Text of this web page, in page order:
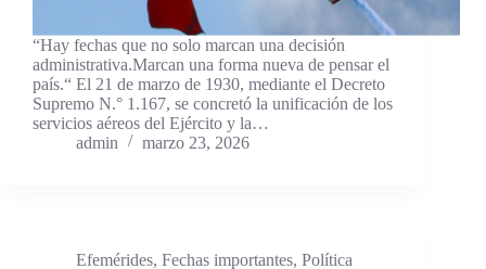
“Hay fechas que no solo marcan una decisión
administrativa.Marcan una forma nueva de pensar el
país.“ El 21 de marzo de 1930, mediante el Decreto
Supremo N.° 1.167, se concretó la unificación de los
servicios aéreos del Ejército y la…
admin
marzo 23, 2026
Efemérides, Fechas importantes, Política